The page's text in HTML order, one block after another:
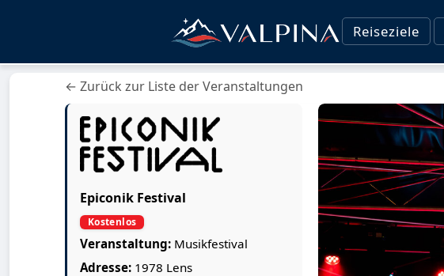
Reiseziele
← Zurück zur Liste der Veranstaltungen
Epiconik Festival
Kostenlos
Veranstaltung: Musikfestival
Adresse: 1978 Lens